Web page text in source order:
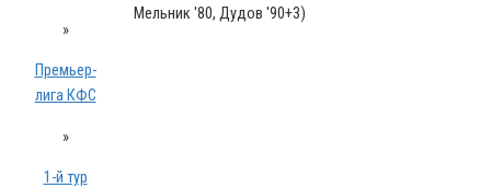
»
Премьер-
лига КФС
»
1-й тур
Мельник '80, Дудов '90+3)